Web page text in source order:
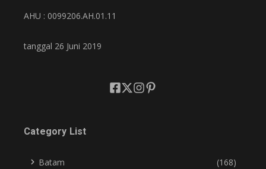
AHU : 0099206.AH.01.11
tanggal 26 Juni 2019
Category List
Batam (168)